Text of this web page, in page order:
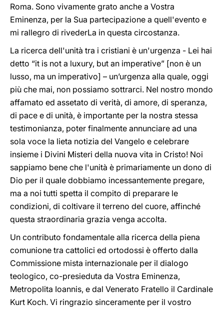
Roma. Sono vivamente grato anche a Vostra
Eminenza, per la Sua partecipazione a quell'evento e
mi rallegro di rivederLa in questa circostanza.
La ricerca dell'unità tra i cristiani è un'urgenza - Lei hai
detto “it is not a luxury, but an imperative” [non è un
lusso, ma un imperativo] – un’urgenza alla quale, oggi
più che mai, non possiamo sottrarci. Nel nostro mondo
affamato ed assetato di verità, di amore, di speranza,
di pace e di unità, è importante per la nostra stessa
testimonianza, poter finalmente annunciare ad una
sola voce la lieta notizia del Vangelo e celebrare
insieme i Divini Misteri della nuova vita in Cristo! Noi
sappiamo bene che l'unità è primariamente un dono di
Dio per il quale dobbiamo incessantemente pregare,
ma a noi tutti spetta il compito di preparare le
condizioni, di coltivare il terreno del cuore, affinché
questa straordinaria grazia venga accolta.
Un contributo fondamentale alla ricerca della piena
comunione tra cattolici ed ortodossi è offerto dalla
Commissione mista internazionale per il dialogo
teologico, co-presieduta da Vostra Eminenza,
Metropolita Ioannis, e dal Venerato Fratello il Cardinale
Kurt Koch. Vi ringrazio sinceramente per il vostro